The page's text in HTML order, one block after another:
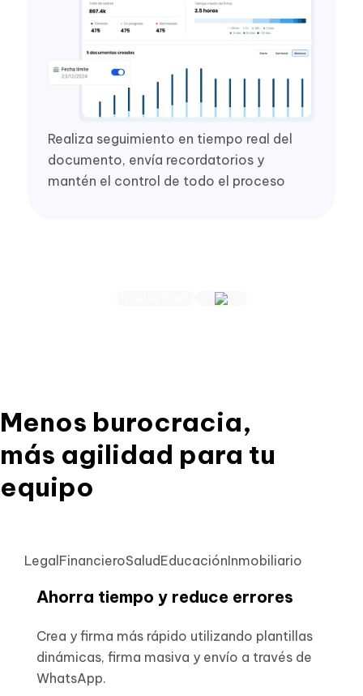
Realiza seguimiento en tiempo real del
documento, envía recordatorios y
mantén el control de todo el proceso
Menos burocracia,
más agilidad para tu
equipo
Legal FinancieroSaludEducaciónInmobiliario
Ahorra tiempo y reduce errores
Crea y firma más rápido utilizando plantillas
dinámicas, firma masiva y envío a través de
WhatsApp.